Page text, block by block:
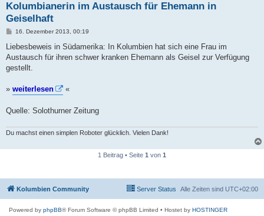
Kolumbianerin im Austausch für Ehemann in
Geiselhaft
B
i
r
a
16. Dezember 2013, 00:19
Liebesbeweis in Südamerika: In Kolumbien hat sich eine Frau im
Austausch für ihren schwer kranken Ehemann als Geisel zur Verfügung
gestellt.
» weiterlesen «
Quelle: Solothurner Zeitung
Du machst einen simplen Roboter glücklich. Vielen Dank!
1 Beitrag • Seite 1 von 1
Kolumbien Community Alle Zeiten sind UTC+02:00
Server Status
Powered by phpBB® Forum Software © phpBB Limited • Hostet by HOSTINGER